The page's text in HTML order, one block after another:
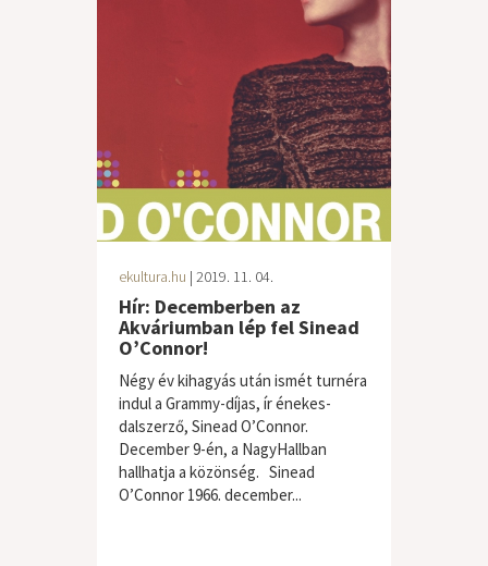
ekultura.hu | 2019. 11. 04.
Hír: Decemberben az
Akváriumban lép fel Sinead
O’Connor!
Négy év kihagyás után ismét turnéra
indul a Grammy-díjas, ír énekes-
dalszerző, Sinead O’Connor.
December 9-én, a NagyHallban
hallhatja a közönség. Sinead
O’Connor 1966. december...